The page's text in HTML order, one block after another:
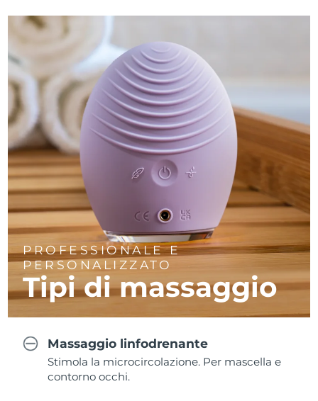
PROFESSIONALE E
PERSONALIZZATO
Tipi di massaggio
Massaggio linfodrenante
Stimola la microcircolazione. Per mascella e
contorno occhi.